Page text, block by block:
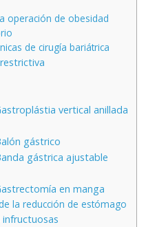
operación de obesidad
de cirugía bariátrica
vertical anillada
gástrico
gástrica ajustable
en manga
la reducción de estómago
infructuosas